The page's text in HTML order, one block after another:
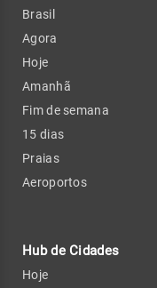
Brasil
Agora
Hoje
Amanhã
Fim de semana
15 dias
Praias
Aeroportos
Hub de Cidades
Hoje